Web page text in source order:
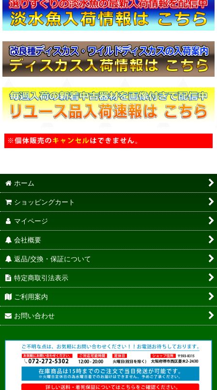
ホーム
ショッピングカート
マイページ
会社概要
返品/交換・保証について
特定商取引法表示
ご利用案内
お問い合わせ